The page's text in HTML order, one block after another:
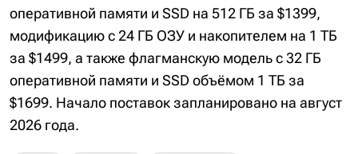
оперативной памяти и SSD на 512 ГБ за $1399,
модификацию с 24 ГБ ОЗУ и накопителем на 1 ТБ
за $1499, а также флагманскую модель с 32 ГБ
оперативной памяти и SSD объёмом 1 ТБ за
$1699. Начало поставок запланировано на август
2026 года.